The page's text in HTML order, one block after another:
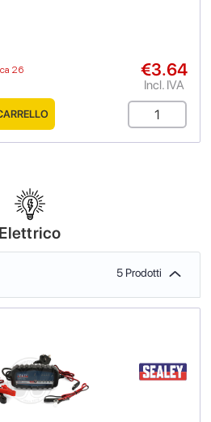
26
€3.64
Incl. IVA
Elettrico
5 Prodotti